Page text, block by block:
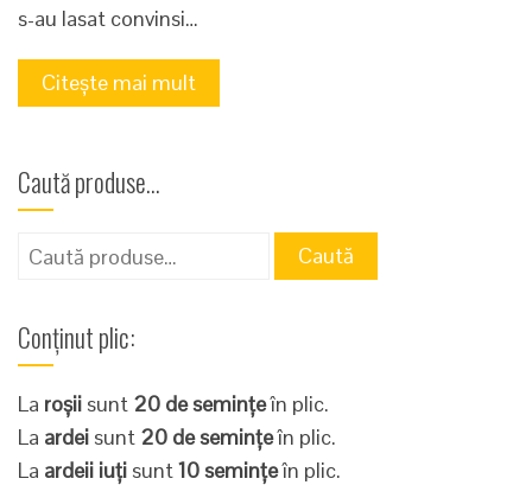
s-au lasat convinsi…
Citește mai mult
Caută produse…
Caută
Caută
Conținut plic:
La roșii sunt 20 de semințeîn plic.
La ardei sunt 20 de semințeîn plic.
La ardeii iuți sunt10 semințeîn plic.